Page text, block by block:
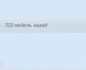
· 703 недель назад